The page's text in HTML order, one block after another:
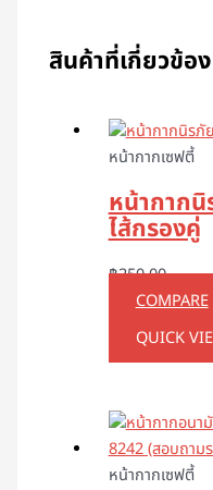
สินค้าที่เกี่ยวข้อง
หน้ากากเซฟตี้
หน้ากาก
ไส้กรองคู่
฿250.00
COMPARE
QUICK
หน้ากากเซฟตี้